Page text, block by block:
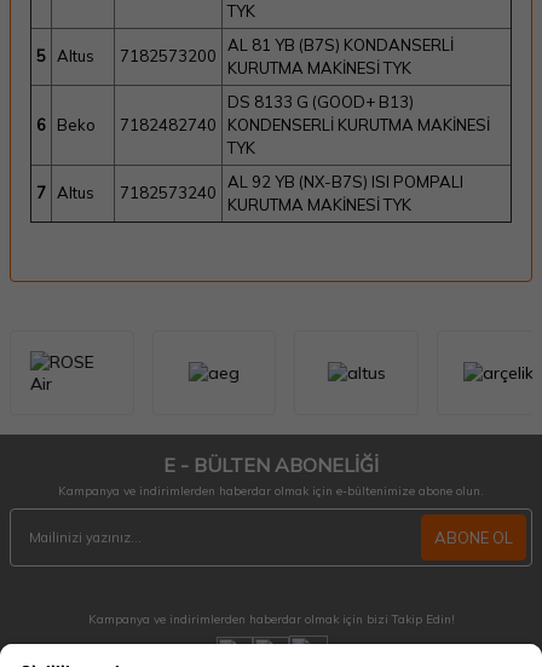
TYK
5 Altus 7182573200
AL 81 YB (B7S) KONDANSERLİ
KURUTMA MAKİNESİ TYK
6 Beko 7182482740
DS 8133 G (GOOD+ B13)
KONDENSERLİ KURUTMA MAKİNESİ
TYK
7 Altus 7182573240
AL 92 YB (NX-B7S) ISI POMPALI
KURUTMA MAKİNESİ TYK
E - BÜLTEN ABONELİĞİ
Kampanya ve indirimlerden haberdar olmak için e-bültenimize abone olun.
ABONE OL
Kampanya ve indirimlerden haberdar olmak için bizi Takip Edin!